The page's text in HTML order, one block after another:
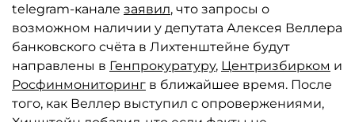
telegram-канале заявил, что запросы о
возможном наличии у депутата Алексея Веллера
банковского счёта в Лихтенштейне будут
направлены в Генпрокуратуру, Центризбирком и
Росфинмониторинг в ближайшее время. После
того, как Веллер выступил с опровержениями,